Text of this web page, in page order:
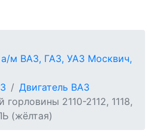
а/м ВАЗ, ГАЗ, УАЗ Москвич,
Двигатель ВАЗ
2110-2112, 1118,
(жёлтая)